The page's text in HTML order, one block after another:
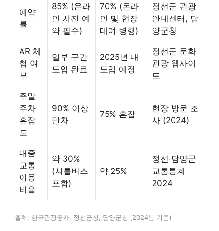
예약
률
85% (온라
인 사전 예
약 필수)
70% (온라
인 및 현장
대여 병행)
정선군 관광
안내센터, 담
양군청
AR 체
험 여
부
일부 구간
도입 완료
2025년 내
도입 예정
정선군 문화
관광 웹사이
트
주말
주차
혼잡
도
90% 이상
만차
75% 혼잡
현장 방문 조
사 (2024)
대중
교통
이용
비율
약 30%
(셔틀버스
포함)
약 25%
정선·담양군
교통통계
2024
출처: 한국관광공사, 정선군청, 담양군청 (2024년 기준)